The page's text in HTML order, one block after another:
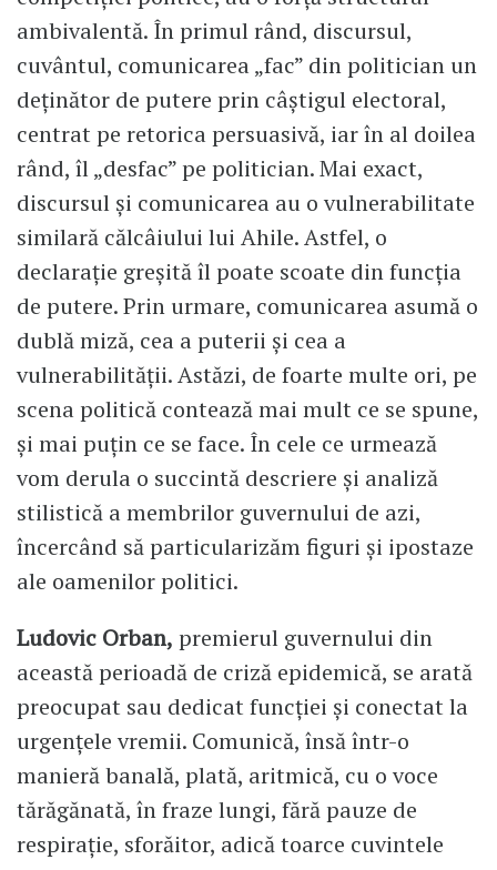
ambivalentă. În primul rând, discursul,
cuvântul, comunicarea „fac” din politician un
deținător de putere prin câștigul electoral,
centrat pe retorica persuasivă, iar în al doilea
rând, îl „desfac” pe politician. Mai exact,
discursul și comunicarea au o vulnerabilitate
similară călcâiului lui Ahile. Astfel, o
declarație greșită îl poate scoate din funcția
de putere. Prin urmare, comunicarea asumă o
dublă miză, cea a puterii și cea a
vulnerabilității. Astăzi, de foarte multe ori, pe
scena politică contează mai mult ce se spune,
și mai puțin ce se face. În cele ce urmează
vom derula o succintă descriere și analiză
stilistică a membrilor guvernului de azi,
încercând să particularizăm figuri și ipostaze
ale oamenilor politici.
Ludovic Orban, premierul guvernului din
această perioadă de criză epidemică, se arată
preocupat sau dedicat funcției și conectat la
urgențele vremii. Comunică, însă într-o
manieră banală, plată, aritmică, cu o voce
tărăgănată, în fraze lungi, fără pauze de
respirație, sforăitor, adică toarce cuvintele